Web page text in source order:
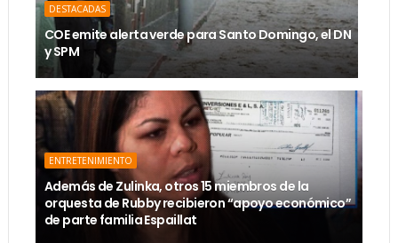
DESTACADAS
COE emite alerta verde para Santo Domingo, el DN
y SPM
ENTRETENIMIENTO
Además de Zulinka, otros 15 miembros de la
orquesta de Rubby recibieron “apoyo económico”
de parte familia Espaillat